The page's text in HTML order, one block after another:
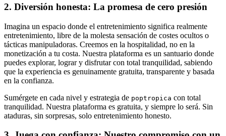
2. Diversión honesta: La promesa de cero presión
Imagina un espacio donde el entretenimiento significa realmente
entretenimiento, libre de la molesta sensación de costes ocultos o
tácticas manipuladoras. Creemos en la hospitalidad, no en la
monetización a tu costa. Nuestra plataforma es un santuario donde
puedes explorar, lograr y disfrutar con total tranquilidad, sabiendo
que la experiencia es genuinamente gratuita, transparente y basada
en la confianza.
Sumérgete en cada nivel y estrategia de poptropica con total
tranquilidad. Nuestra plataforma es gratuita, y siempre lo será. Sin
ataduras, sin sorpresas, solo entretenimiento honesto.